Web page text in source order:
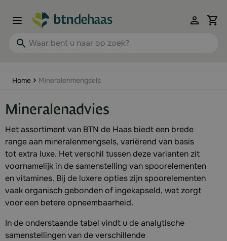
Waar bent u naar op zoek?
Home Mineralenmengsels
Mineralenadvies
Het assortiment van BTN de Haas biedt een brede
range aan mineralenmengsels, variërend van basis
tot extra luxe. Het verschil tussen deze varianten zit
voornamelijk in de samenstelling van spoorelementen
en vitamines. Bij de luxere opties zijn spoorelementen
vaak organisch gebonden of ingekapseld, wat zorgt
voor een betere opneembaarheid.
In de onderstaande tabel vindt u de analytische
samenstellingen van de verschillende